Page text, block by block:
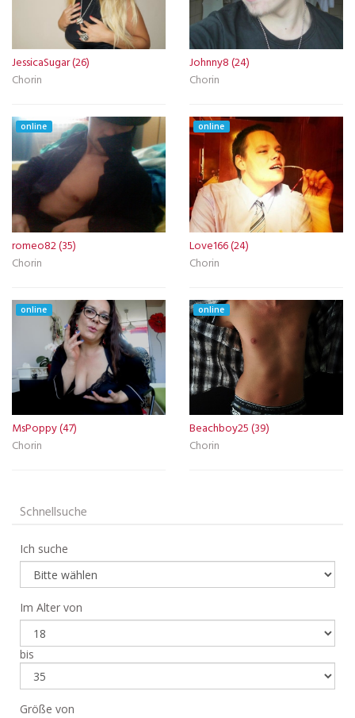
JessicaSugar (26)
Chorin
Johnny8 (24)
Chorin
online
romeo82 (35)
Chorin
online
Love166 (24)
Chorin
online
MsPoppy (47)
Chorin
online
Beachboy25 (39)
Chorin
Schnellsuche
Ich suche
Im Alter von
bis
Größe von